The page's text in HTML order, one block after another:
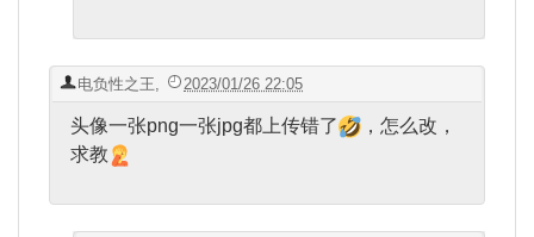
电负性之王 2023/01/26 22:05
头像一张png一张jpg都上传错了
，怎么改，
求教